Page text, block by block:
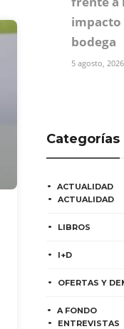
impacto
bodega
5 agosto, 2026
Categorías
ACTUALIDAD
ACTUALIDAD
LIBROS
I+D
OFERTAS Y
A FONDO
ENTREVISTAS